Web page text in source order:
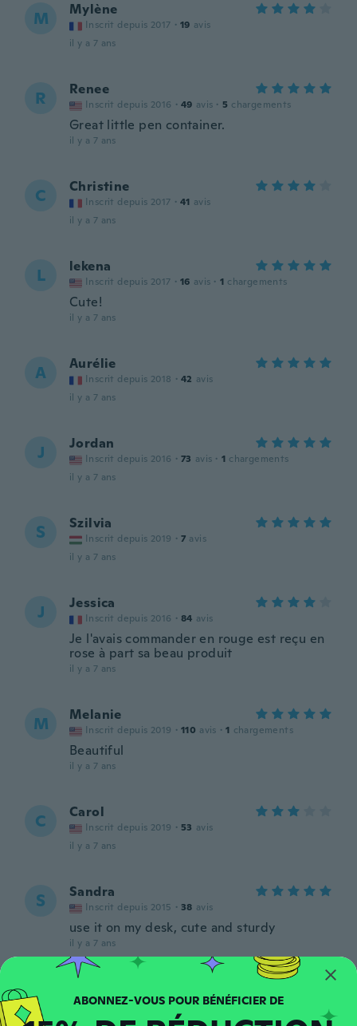
M Mylène
Inscrit depuis 2017 · 19 avis
il y a 7 ans
R Renee
Inscrit depuis 2016 · 49 avis · 5 chargements
Great little pen container.
il y a 7 ans
C Christine
Inscrit depuis 2017 · 41 avis
il y a 7 ans
L lekena
Inscrit depuis 2017 · 16 avis · 1 chargements
Cute!
il y a 7 ans
A Aurélie
Inscrit depuis 2018 · 42 avis
il y a 7 ans
J Jordan
Inscrit depuis 2016 · 73 avis · 1 chargements
il y a 7 ans
S Szilvia
Inscrit depuis 2019 · 7 avis
il y a 7 ans
J Jessica
Inscrit depuis 2016 · 84 avis
Je l'avais commander en rouge est reçu en
rose à part sa beau produit
il y a 7 ans
M Melanie
Inscrit depuis 2019 · 110 avis · 1 chargements
Beautiful
il y a 7 ans
C Carol
Inscrit depuis 2019 · 53 avis
il y a 7 ans
S Sandra
Inscrit depuis 2015 · 38 avis
use it on my desk, cute and sturdy
il y a 7 ans
S Inscrit depuis 2015 · 36 avis · 1 chargements
il y a 7 ans